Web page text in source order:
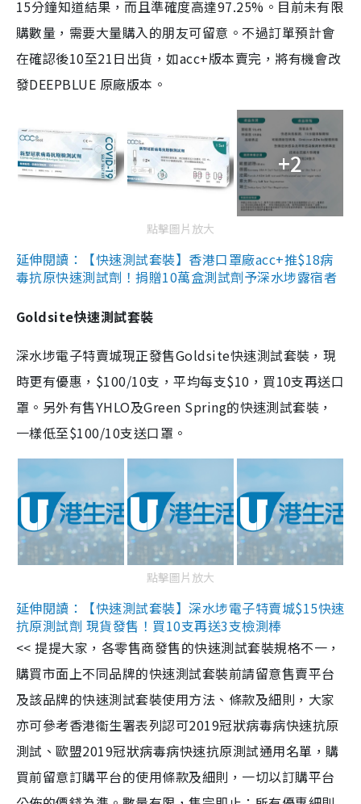
15分鐘知道結果，而且準確度高達97.25%。目前未有限
購數量，需要大量購入的朋友可留意。不過訂單預計會
在確認後10至21日出貨，如acc+版本賣完，將有機會改
發DEEPBLUE 原廠版本。
+2
點擊圖片放大
延伸閱讀：【快速測試套裝】香港口罩廠acc+推$18病
毒抗原快速測試劑！捐贈10萬盒測試劑予深水埗露宿者
Goldsite快速測試套裝
深水埗電子特賣城現正發售Goldsite快速測試套裝，現
時更有優惠，$100/10支，平均每支$10，買10支再送口
罩。另外有售YHLO及Green Spring的快速測試套裝，
一樣低至$100/10支送口罩。
點擊圖片放大
延伸閱讀：【快速測試套裝】深水埗電子特賣城$15快速
抗原測試劑 現貨發售！買10支再送3支檢測棒
<< 提提大家，各零售商發售的快速測試套裝規格不一，
購買市面上不同品牌的快速測試套裝前請留意售賣平台
及該品牌的快速測試套裝使用方法、條款及細則，大家
亦可參考香港衞生署表列認可2019冠狀病毒病快速抗原
測試、歐盟2019冠狀病毒病快速抗原測試通用名單，購
買前留意訂購平台的使用條款及細則，一切以訂購平台